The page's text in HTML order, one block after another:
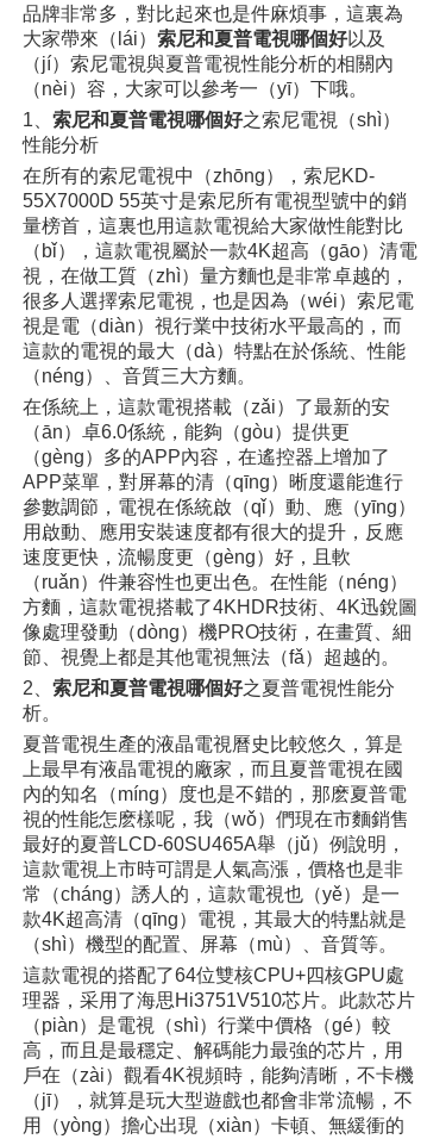
品牌非常多，對比起來也是件麻煩事，這裏為
大家帶來（lái）索尼和夏普電視哪個好以及
（jí）索尼電視與夏普電視性能分析的相關內
（nèi）容，大家可以參考一（yī）下哦。
1、索尼和夏普電視哪個好之索尼電視（shì）
性能分析
在所有的索尼電視中（zhōng），索尼KD-
55X7000D 55英寸是索尼所有電視型號中的銷
量榜首，這裏也用這款電視給大家做性能對比
（bǐ），這款電視屬於一款4K超高（gāo）清電
視，在做工質（zhì）量方麵也是非常卓越的，
很多人選擇索尼電視，也是因為（wéi）索尼電
視是電（diàn）視行業中技術水平最高的，而
這款的電視的最大（dà）特點在於係統、性能
（néng）、音質三大方麵。
在係統上，這款電視搭載（zǎi）了最新的安
（ān）卓6.0係統，能夠（gòu）提供更
（gèng）多的APP內容，在遙控器上增加了
APP菜單，對屏幕的清（qīng）晰度還能進行
參數調節，電視在係統啟（qǐ）動、應（yīng）
用啟動、應用安裝速度都有很大的提升，反應
速度更快，流暢度更（gèng）好，且軟
（ruǎn）件兼容性也更出色。在性能（néng）
方麵，這款電視搭載了4KHDR技術、4K迅銳圖
像處理發動（dòng）機PRO技術，在畫質、細
節、視覺上都是其他電視無法（fǎ）超越的。
2、索尼和夏普電視哪個好之夏普電視性能分
析。
夏普電視生產的液晶電視曆史比較悠久，算是
上最早有液晶電視的廠家，而且夏普電視在國
內的知名（míng）度也是不錯的，那麽夏普電
視的性能怎麽樣呢，我（wǒ）們現在市麵銷售
最好的夏普LCD-60SU465A舉（jǔ）例說明，
這款電視上市時可謂是人氣高漲，價格也是非
常（cháng）誘人的，這款電視也（yě）是一
款4K超高清（qīng）電視，其最大的特點就是
（shì）機型的配置、屏幕（mù）、音質等。
這款電視的搭配了64位雙核CPU+四核GPU處
理器，采用了海思Hi3751V510芯片。此款芯片
（piàn）是電視（shì）行業中價格（gé）較
高，而且是最穩定、解碼能力最強的芯片，用
戶在（zài）觀看4K視頻時，能夠清晰，不卡機
（jī），就算是玩大型遊戲也都會非常流暢，不
用（yòng）擔心出現（xiàn）卡頓、無緩衝的